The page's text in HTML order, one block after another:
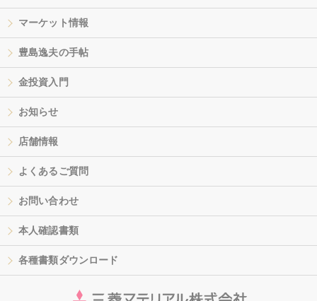
マーケット情報
豊島逸夫の手帖
金投資入門
お知らせ
店舗情報
よくあるご質問
お問い合わせ
本人確認書類
各種書類ダウンロード